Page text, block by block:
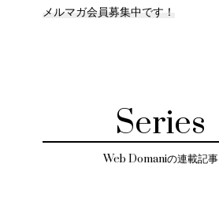
メルマガ会員募集中です！
Series
Web Domaniの連載記事